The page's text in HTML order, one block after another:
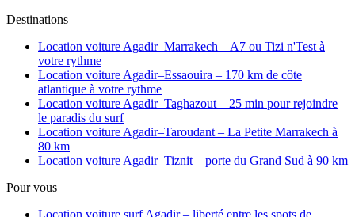
Destinations
Location voiture Agadir–Marrakech – A7 ou Tizi n'Test à
votre rythme
Location voiture Agadir–Essaouira – 170 km de côte
atlantique à votre rythme
Location voiture Agadir–Taghazout – 25 min pour rejoindre
le paradis du surf
Location voiture Agadir–Taroudant – La Petite Marrakech à
80 km
Location voiture Agadir–Tiznit – porte du Grand Sud à 90 km
Pour vous
Location voiture surf Agadir – liberté entre les spots de